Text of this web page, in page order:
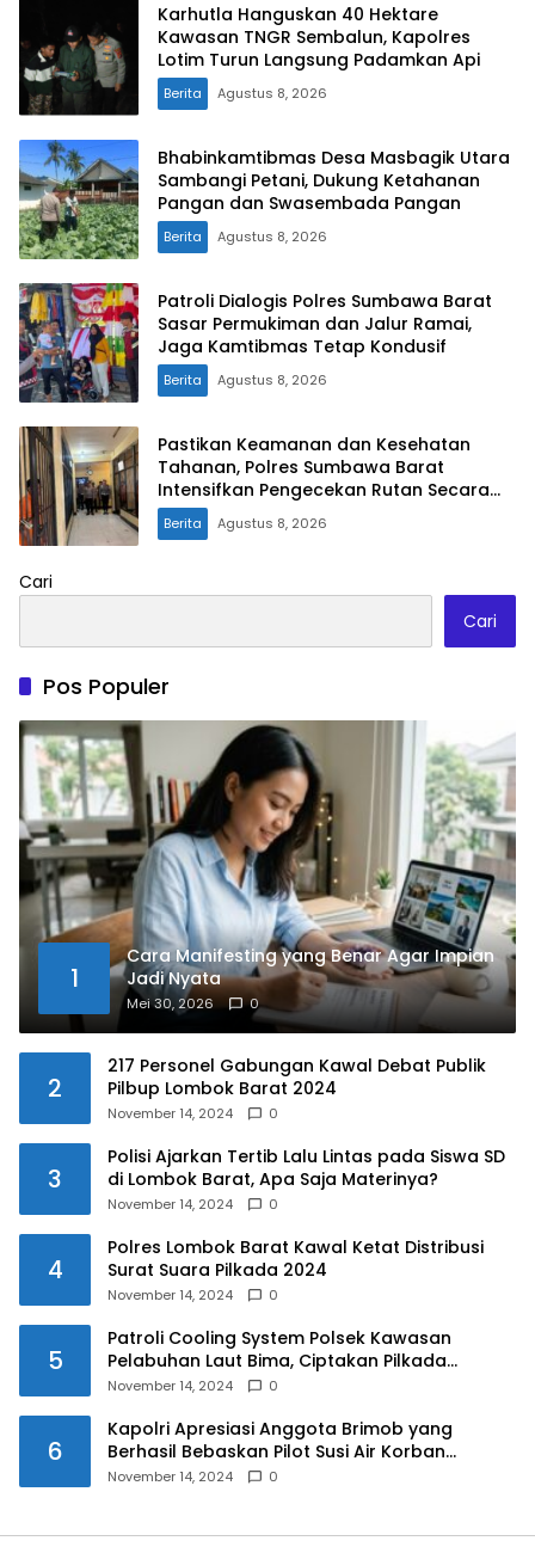
Karhutla Hanguskan 40 Hektare
Kawasan TNGR Sembalun, Kapolres
Lotim Turun Langsung Padamkan Api
Berita Agustus 8, 2026
Bhabinkamtibmas Desa Masbagik Utara
Sambangi Petani, Dukung Ketahanan
Pangan dan Swasembada Pangan
Berita Agustus 8, 2026
Patroli Dialogis Polres Sumbawa Barat
Sasar Permukiman dan Jalur Ramai,
Jaga Kamtibmas Tetap Kondusif
Berita Agustus 8, 2026
Pastikan Keamanan dan Kesehatan
Tahanan, Polres Sumbawa Barat
Intensifkan Pengecekan Rutan Secara
Berkala
Berita Agustus 8, 2026
Cari
Cari
Pos Populer
1
Cara Manifesting yang Benar Agar Impian
Jadi Nyata
Mei 30, 2026 0
2
217 Personel Gabungan Kawal Debat Publik
Pilbup Lombok Barat 2024
November 14, 2024 0
3
Polisi Ajarkan Tertib Lalu Lintas pada Siswa SD
di Lombok Barat, Apa Saja Materinya?
November 14, 2024 0
4
Polres Lombok Barat Kawal Ketat Distribusi
Surat Suara Pilkada 2024
November 14, 2024 0
5
Patroli Cooling System Polsek Kawasan
Pelabuhan Laut Bima, Ciptakan Pilkada
Serentak 2024 yang Aman dan Damai
November 14, 2024 0
6
Kapolri Apresiasi Anggota Brimob yang
Berhasil Bebaskan Pilot Susi Air Korban
Penyanderaan KKB
November 14, 2024 0